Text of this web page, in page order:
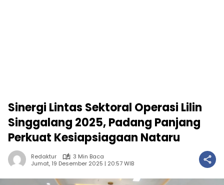
Sinergi Lintas Sektoral Operasi Lilin
Singgalang 2025, Padang Panjang
Perkuat Kesiapsiagaan Nataru
Redaktur
3 Min Baca
Jumat, 19 Desember 2025 | 20:57 WIB